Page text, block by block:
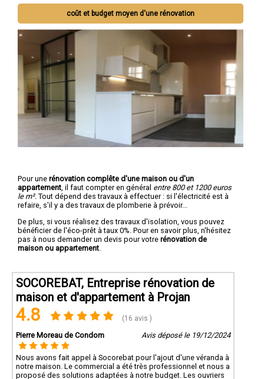
coût et budget moyen d'une rénovation
Pour une rénovation complête d'une maison ou d'un
appartement , il faut compter en général entre 800 et 1200 euros
le m². Tout dépend des travaux à effectuer : si l'électricité est à
refaire, s'il y a des travaux de plomberie à prévoir...
De plus, si vous réalisez des travaux d'isolation, vous pouvez
bénéficier de l'éco-prêt à taux 0%. Pour en savoir plus, n'hésitez
pas à nous demander un devis pour votre rénovation de
maison ou appartement
SOCOREBAT, Entreprise rénovation de
maison et d'appartement à Projan
4.8 (16 avis )
Pierre Moreau de Condom Avis déposé le 19/12/2024
Nous avons fait appel à Socorebat pour l'ajout d'une véranda à
notre maison. Le commercial a été très professionnel et nous a
proposé des solutions adaptées à notre budget. Les ouvriers